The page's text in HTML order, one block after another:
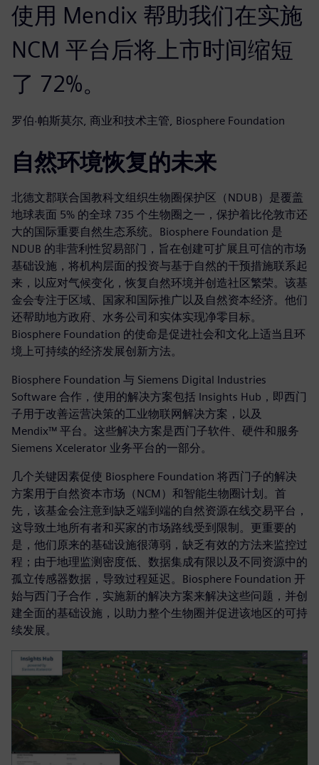
使用 Mendix 帮助我们在实施
NCM 平台后将上市时间缩短
了 72%。
罗伯·帕斯莫尔, 商业和技术主管, Biosphere Foundation
自然环境恢复的未来
北德文郡联合国教科文组织生物圈保护区（NDUB）是覆盖
地球表面 5% 的全球 735 个生物圈之一，保护着比伦敦市还
大的国际重要自然生态系统。Biosphere Foundation 是
NDUB 的非营利性贸易部门，旨在创建可扩展且可信的市场
基础设施，将机构层面的投资与基于自然的干预措施联系起
来，以应对气候变化，恢复自然环境并创造社区繁荣。该基
金会专注于区域、国家和国际推广以及自然资本经济。他们
还帮助地方政府、水务公司和实体实现净零目标。
Biosphere Foundation 的使命是促进社会和文化上适当且环
境上可持续的经济发展创新方法。
Biosphere Foundation 与 Siemens Digital Industries
Software 合作，使用的解决方案包括 Insights Hub，即西门
子用于改善运营决策的工业物联网解决方案，以及
Mendix™ 平台。这些解决方案是西门子软件、硬件和服务
Siemens Xcelerator 业务平台的一部分。
几个关键因素促使 Biosphere Foundation 将西门子的解决
方案用于自然资本市场（NCM）和智能生物圈计划。首
先，该基金会注意到缺乏端到端的自然资源在线交易平台，
这导致土地所有者和买家的市场路线受到限制。更重要的
是，他们原来的基础设施很薄弱，缺乏有效的方法来监控过
程；由于地理监测密度低、数据集成有限以及不同资源中的
孤立传感器数据，导致过程延迟。Biosphere Foundation 开
始与西门子合作，实施新的解决方案来解决这些问题，并创
建全面的基础设施，以助力整个生物圈并促进该地区的可持
续发展。